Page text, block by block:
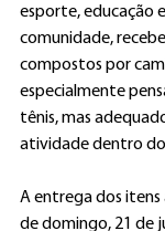
esporte, educação
comunidade,
compostos por
especialmente
tênis, mas
atividade dentro
A entrega dos
de domingo, 21 de